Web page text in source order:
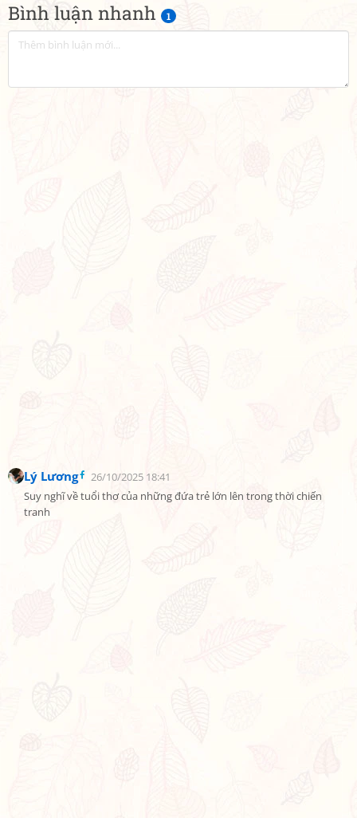
Bình luận nhanh 1
Lý Lương
26/10/2025 18:41
Suy nghĩ về tuổi thơ của những đứa trẻ lớn lên trong thời chiến
tranh